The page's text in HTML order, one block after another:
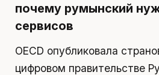
почему румынский
сервисов
OECD опубликовала
цифровом правительстве